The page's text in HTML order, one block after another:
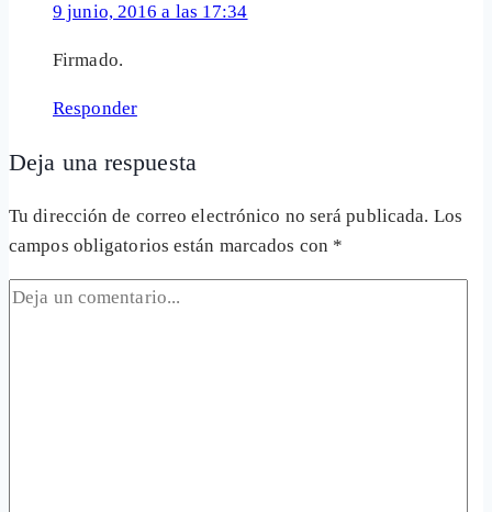
9 junio, 2016 a las 17:34
Firmado.
Responder
Deja una respuesta
Tu dirección de correo electrónico no será publicada. Los
campos obligatorios están marcados con *